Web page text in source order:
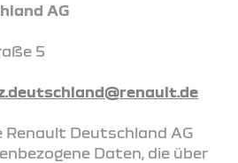
AG
5
Renault Deutschland AG
Daten, die über